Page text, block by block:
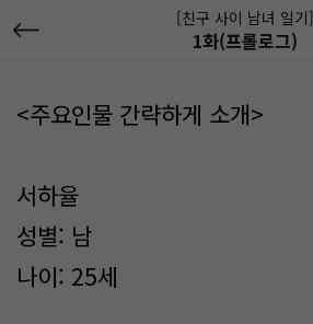
[친구 사이 남녀 일기]
1화(프롤로그)
<주요인물 간략하게 소개>
서하율
성별: 남
나이: 25세